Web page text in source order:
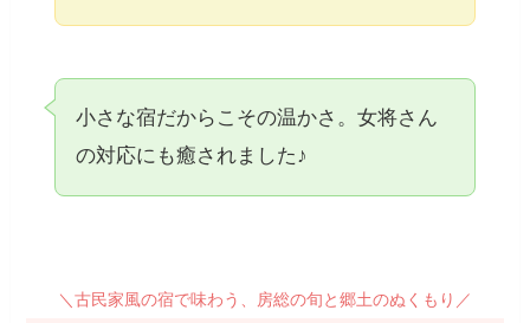
小さな宿だからこその温かさ。女将さん
の対応にも癒されました♪
＼古民家風の宿で味わう、房総の旬と郷土のぬくもり／